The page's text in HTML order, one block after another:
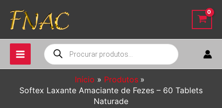
para
conteúdo
Pesquisar
produtos
Início
Produtos
Softex Laxante Amaciante de Fezes – 60 Tablets
Naturade